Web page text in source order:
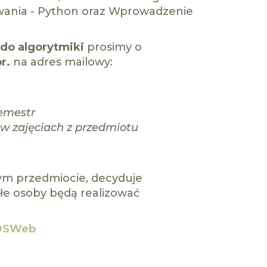
- Python oraz Wprowadzenie
algorytmiki prosimy o
na adres mailowy:
zajęciach z przedmiotu
przedmiocie, decyduje
osoby będą realizować